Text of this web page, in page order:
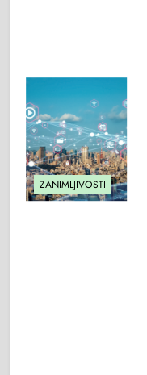
ZANIMLJIVOSTI